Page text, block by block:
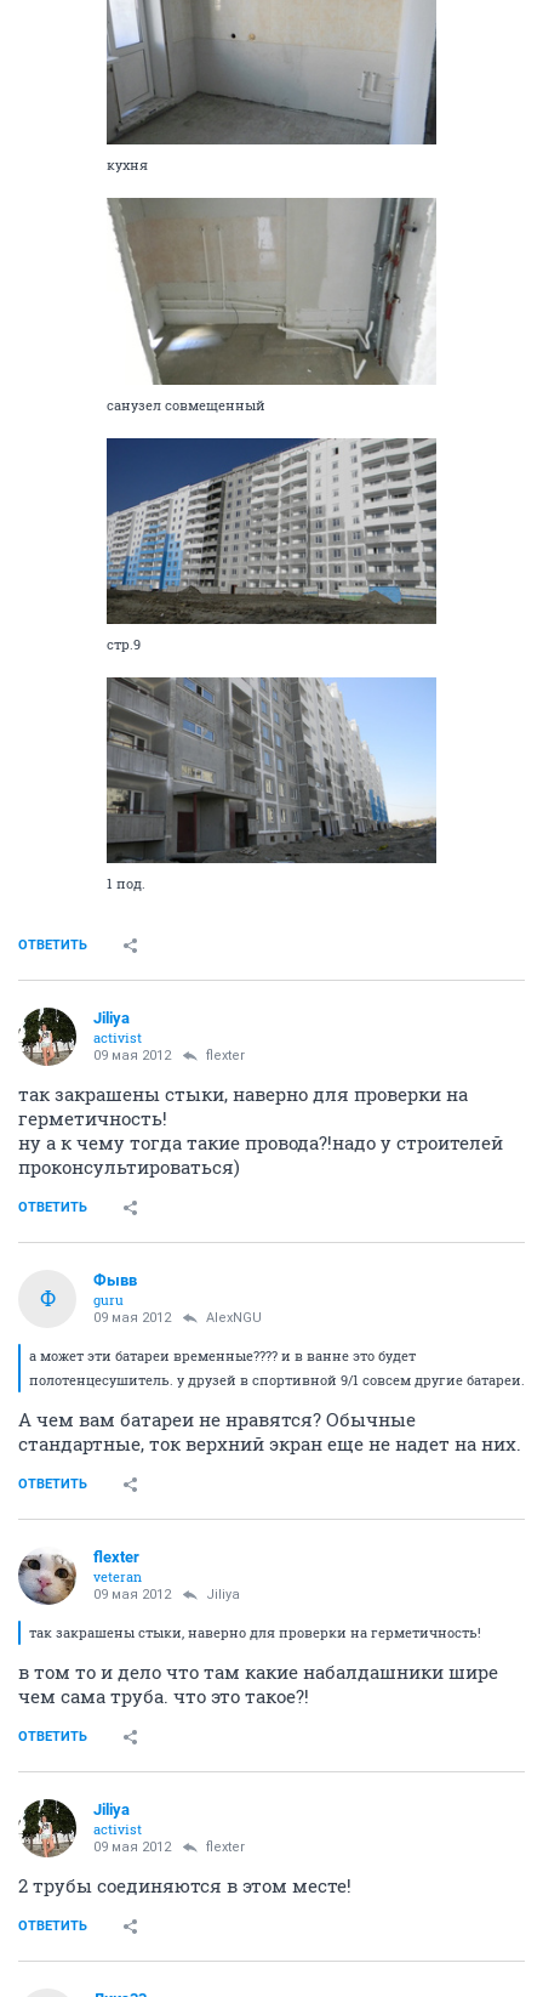
кухня
санузел совмещенный
стр.9
1 под.
ОТВЕТИТЬ
Jiliya
activist
09 мая 2012 flexter
так закрашены стыки, наверно для проверки на
герметичность!
ну а к чему тогда такие провода?!надо у строителей
проконсультироваться)
ОТВЕТИТЬ
Ф
Фывв
guru
09 мая 2012 AlexNGU
а может эти батареи временные???? и в ванне это будет
полотенцесушитель. у друзей в спортивной 9/1 совсем другие батареи.
А чем вам батареи не нравятся? Обычные
стандартные, ток верхний экран еще не надет на них.
ОТВЕТИТЬ
flexter
veteran
09 мая 2012 Jiliya
так закрашены стыки, наверно для проверки на герметичность!
в том то и дело что там какие набалдашники шире
чем сама труба. что это такое?!
ОТВЕТИТЬ
Jiliya
activist
09 мая 2012 flexter
2 трубы соединяются в этом месте!
ОТВЕТИТЬ